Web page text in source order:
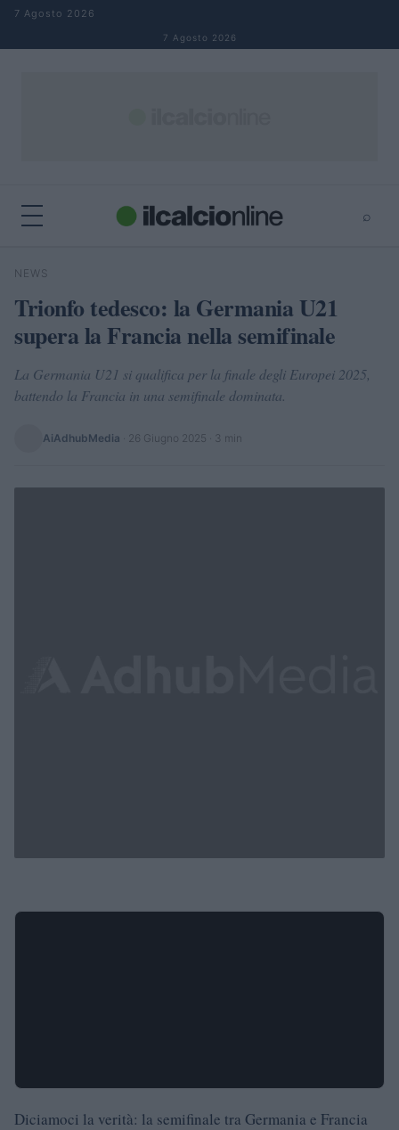
Salta al contenuto
7 Agosto 2026
7 Agosto 2026
⌕
Cerca
NEWS
Trionfo tedesco: la Germania U21
supera la Francia nella semifinale
La Germania U21 si qualifica per la finale degli Europei 2025,
battendo la Francia in una semifinale dominata.
AiAdhubMedia 26 Giugno 2025 · 3 min
Diciamoci la verità: la semifinale tra Germania e Francia